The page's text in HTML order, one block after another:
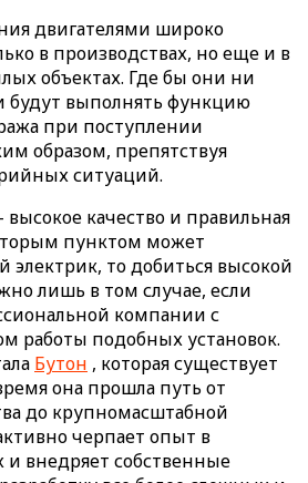
двигателями широко
в производствах, но еще и в
объектах. Где бы они ни
будут выполнять функцию
при поступлении
образом, препятствуя
ситуаций.
качество и правильная
пунктом может
электрик, то добиться высокой
лишь в том случае, если
компании с
работы подобных установок.
Бутон , которая существует
она прошла путь от
до крупномасштабной
черпает опыт в
и внедряет собственные